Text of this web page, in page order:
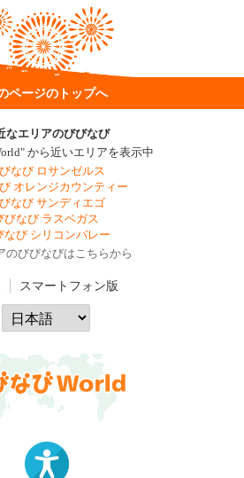
ページのトップへ
なエリアのびびなび
から近いエリアを表示中
なび ロサンゼルス
オレンジカウンティー
なび サンディエゴ
びなび ラスベガス
なび シリコンバレー
のびびなびはこちらから
スマートフォン版